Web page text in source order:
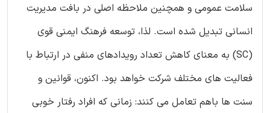
سلامت عمومی و همچنین ملاحظه اصلی در بافت مدیریت
انسانی تبدیل شده است. لذا، توسعه فرهنگ ایمنی قوی
(SC) به معنای کاهش تعداد رویدادهای منفی در ارتباط با
فعالیت های مختلف شرکت خواهد بود. اکنون، قوانین و
سنت ها باهم تعامل می کنند: زمانی که افراد رفتار خوبی